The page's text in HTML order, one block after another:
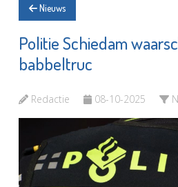
Nieuws
Politie Schiedam
babbeltruc
Redactie 08-10-2025